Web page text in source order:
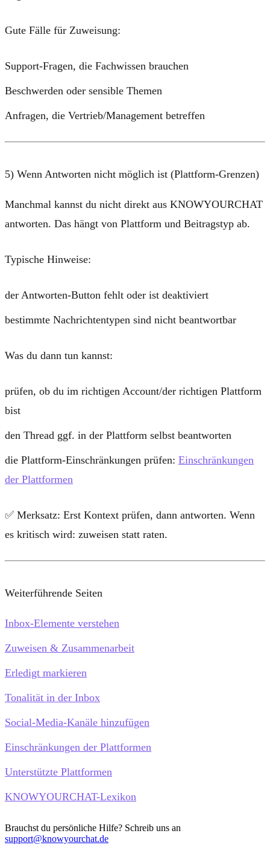
Gute Fälle für Zuweisung:
Support-Fragen, die Fachwissen brauchen
Beschwerden oder sensible Themen
Anfragen, die Vertrieb/Management betreffen
5) Wenn Antworten nicht möglich ist (Plattform-Grenzen)
Manchmal kannst du nicht direkt aus KNOWYOURCHAT
antworten. Das hängt von Plattform und Beitragstyp ab.
Typische Hinweise:
der Antworten-Button fehlt oder ist deaktiviert
bestimmte Nachrichtentypen sind nicht beantwortbar
Was du dann tun kannst:
prüfen, ob du im richtigen Account/der richtigen Plattform
bist
den Thread ggf. in der Plattform selbst beantworten
die Plattform-Einschränkungen prüfen: Einschränkungen
der Plattformen
✅ Merksatz: Erst Kontext prüfen, dann antworten. Wenn
es kritisch wird: zuweisen statt raten.
Weiterführende Seiten
Inbox-Elemente verstehen
Zuweisen & Zusammenarbeit
Erledigt markieren
Tonalität in der Inbox
Social-Media-Kanäle hinzufügen
Einschränkungen der Plattformen
Unterstützte Plattformen
KNOWYOURCHAT-Lexikon
Brauchst du persönliche Hilfe? Schreib uns an
support@knowyourchat.de